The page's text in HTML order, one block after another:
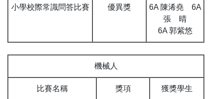
小學校際常識問答比賽 優異獎
6A 陳浠堯 6A
張 晴
6A 郭紫悠
機械人
比賽名稱 獎項 獲獎學生